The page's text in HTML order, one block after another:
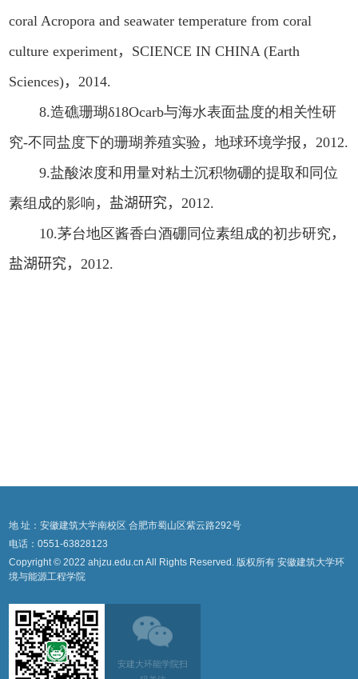
coral Acropora and seawater temperature from coral
culture experiment， SCIENCE IN CHINA (Earth
Sciences)，2014.
8.造礁珊瑚δ18Ocarb与海水表面盐度的相关性研
究-不同盐度下的珊瑚养殖实验 ，地球环境学报 ，2012.
9.盐酸浓度和用量对粘土沉积物硼的提取和同位
素组成的影响 ， 盐湖研究，2012.
10.茅台地区酱香白酒硼同位素组成的初步研究 ，
盐湖研究，2012.
地 址：安徽建筑大学南校区 合肥市蜀山区紫云路292号
电话：0551-63828123
Copyright © 2022 ahjzu.edu.cn All Rights Reserved. 版权所有 安徽建筑大学环
境与能源工程学院
安建大环能学院扫